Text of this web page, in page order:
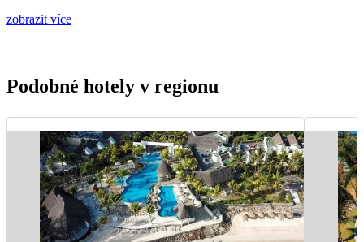
zobrazit více
Podobné hotely v regionu